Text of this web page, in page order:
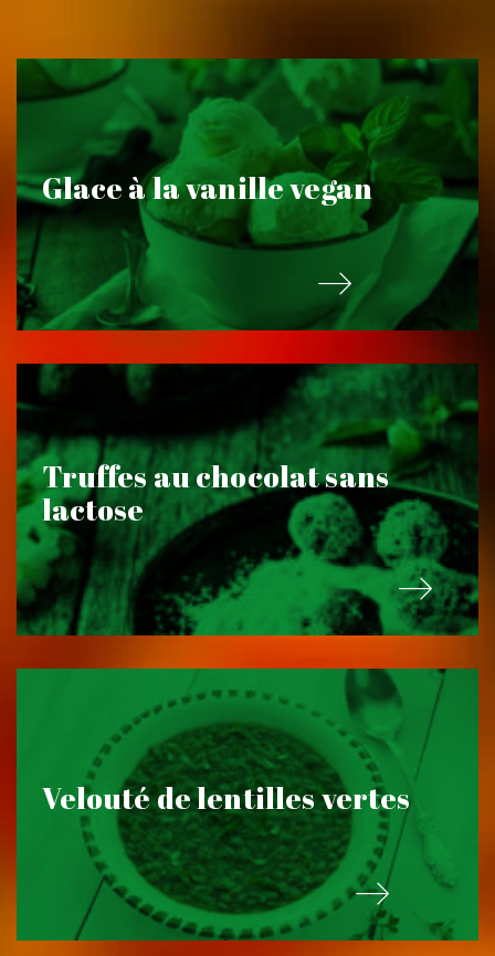
Glace à la vanille vegan
Truffes au chocolat sans
lactose
Velouté de lentilles vertes